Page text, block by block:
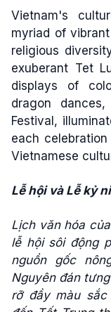
Vietnam's
myriad of
religious
exuberant Tet
displays of
dragon
Festival,
each
Vietnamese
Lễ hội và Lễ kỷ
Lịch văn hóa
lễ hội sôi động
nguồn gốc
Nguyên đán
rỡ đầy màu